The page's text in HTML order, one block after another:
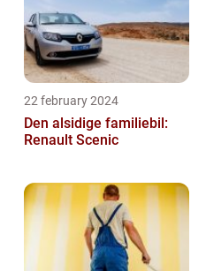
22 february 2024
Den alsidige familiebil:
Renault Scenic